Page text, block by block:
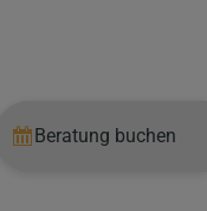
Beratung buchen